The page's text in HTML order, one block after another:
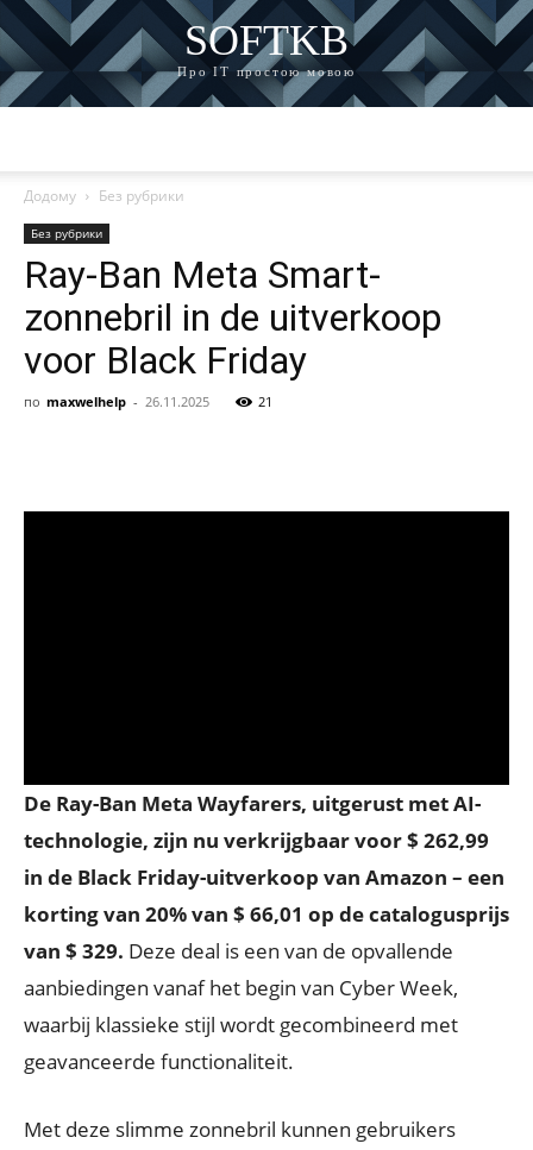
SOFTKB
Про ІТ простою мовою
Додому Без рубрики
Без рубрики
Ray-Ban Meta Smart-
zonnebril in de uitverkoop
voor Black Friday
по maxwelhelp - 26.11.2025 21
De Ray-Ban Meta Wayfarers, uitgerust met AI-
technologie, zijn nu verkrijgbaar voor $ 262,99
in de Black Friday-uitverkoop van Amazon – een
korting van 20% van $ 66,01 op de catalogusprijs
van $ 329. Deze deal is een van de opvallende
aanbiedingen vanaf het begin van Cyber Week,
waarbij klassieke stijl wordt gecombineerd met
geavanceerde functionaliteit.
Met deze slimme zonnebril kunnen gebruikers